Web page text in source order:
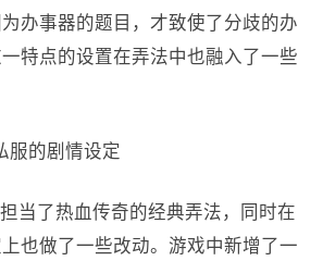
办事器的题目，才致使了分歧的办
特点的设置在弄法中也融入了一些
服的剧情设定
当了热血传奇的经典弄法，同时在
也做了一些改动。游戏中新增了一